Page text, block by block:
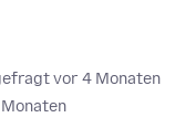
vor 4 Monaten